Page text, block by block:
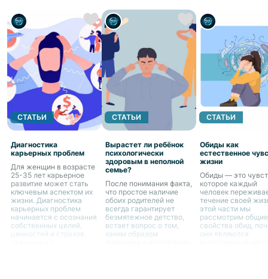
СТАТЬИ
Диагностика
карьерных проблем
Для женщин в возрасте
25-35 лет карьерное
развитие может стать
ключевым аспектом их
жизни. Диагностика
карьерных проблем
начинается с осознания
собственных целей,
ценностей и страхов,
СТАТЬИ
Вырастет ли ребёнок
психологически
здоровым в неполной
семье?
После понимания факта,
что простое наличие
обоих родителей не
всегда гарантирует
безмятежное детство,
встает вопрос о том,
каким образом
СТАТЬИ
Обиды как
естественное
жизни
Обиды — это
которое каждый
человек
течение своей
этой части мы
рассмотрим общие
свойства обид,
они являются